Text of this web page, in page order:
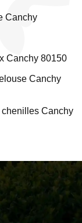
Canchy
Canchy 80150
Canchy
Canchy